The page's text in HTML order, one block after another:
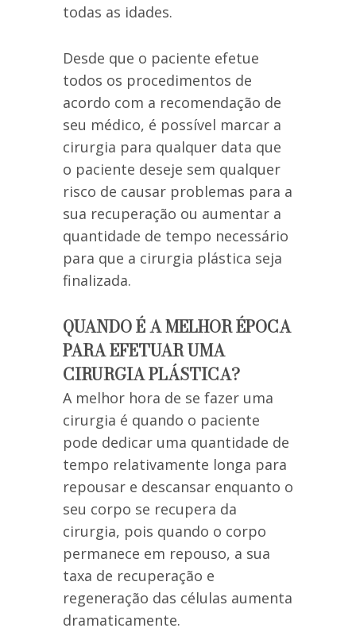
todas as idades.
Desde que o paciente efetue
todos os procedimentos de
acordo com a recomendação de
seu médico, é possível marcar a
cirurgia para qualquer data que
o paciente deseje sem qualquer
risco de causar problemas para a
sua recuperação ou aumentar a
quantidade de tempo necessário
para que a cirurgia plástica seja
finalizada.
QUANDO É A MELHOR ÉPOCA
PARA EFETUAR UMA
CIRURGIA PLÁSTICA?
A melhor hora de se fazer uma
cirurgia é quando o paciente
pode dedicar uma quantidade de
tempo relativamente longa para
repousar e descansar enquanto o
seu corpo se recupera da
cirurgia, pois quando o corpo
permanece em repouso, a sua
taxa de recuperação e
regeneração das células aumenta
dramaticamente.